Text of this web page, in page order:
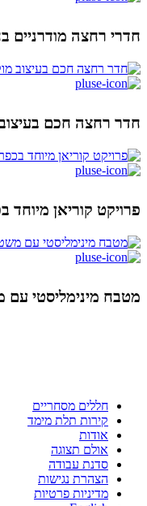
חדרי רחצה מודרניים
חדר רחצה חכם
פרויקט קוריאן מיוחד
מטבח מינימליסטי עם
חללים מסחריים
קירות תלת מימד
אודות
אולם תצוגה
סדנת עבודה
הצהרת נגישות
מדיניות פרטיות